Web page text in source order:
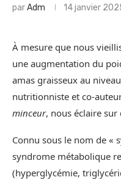
parAdm 14 janvier
À mesure que nous
une augmentation du
amas graisseux au
nutritionniste et co-
minceur, nous éclaire sur
Connu sous le nom de «
syndrome métabolique
(hyperglycémie,